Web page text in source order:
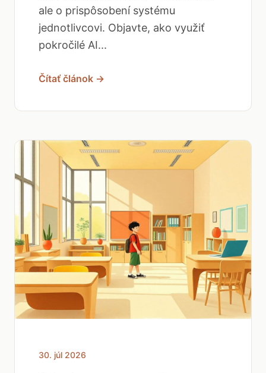
ale o prispôsobení systému
jednotlivcovi. Objavte, ako využiť
pokročilé AI...
Čítať článok →
30. júl 2026